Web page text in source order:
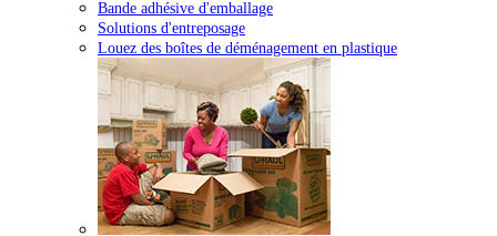
Bande adhésive d'emballage
Solutions d'entreposage
Louez des boîtes de déménagement en plastique